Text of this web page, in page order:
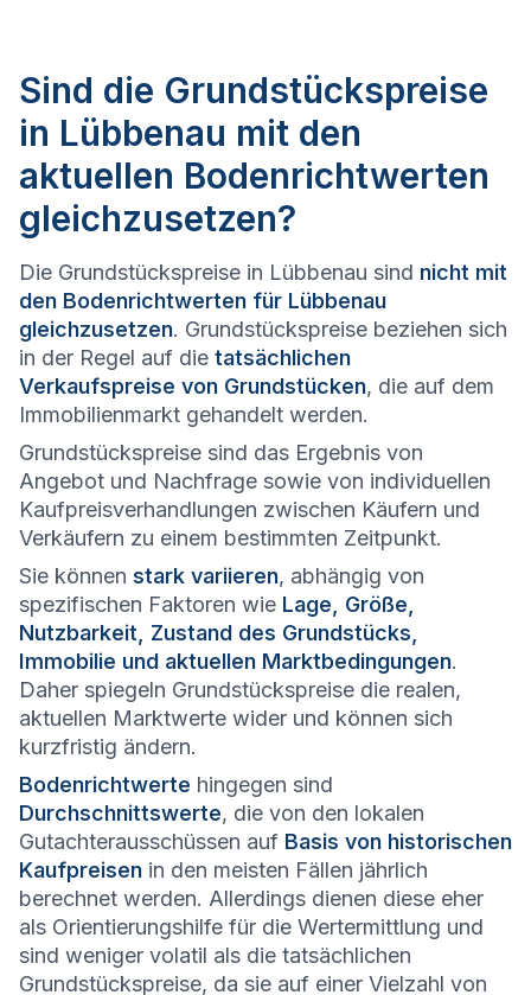
Sind die Grundstückspreise
in Lübbenau mit den
aktuellen Bodenrichtwerten
gleichzusetzen?
Die Grundstückspreise in Lübbenau sind nicht mit
den Bodenrichtwerten für Lübbenau
gleichzusetzen. Grundstückspreise beziehen sich
in der Regel auf die tatsächlichen
Verkaufspreise von Grundstücken, die auf dem
Immobilienmarkt gehandelt werden.
Grundstückspreise sind das Ergebnis von
Angebot und Nachfrage sowie von individuellen
Kaufpreisverhandlungen zwischen Käufern und
Verkäufern zu einem bestimmten Zeitpunkt.
Sie können stark variieren, abhängig von
spezifischen Faktoren wie Lage, Größe,
Nutzbarkeit, Zustand des Grundstücks,
Immobilie und aktuellen Marktbedingungen.
Daher spiegeln Grundstückspreise die realen,
aktuellen Marktwerte wider und können sich
kurzfristig ändern.
Bodenrichtwerte hingegen sind
Durchschnittswerte, die von den lokalen
Gutachterausschüssen auf Basis von historischen
Kaufpreisen in den meisten Fällen jährlich
berechnet werden. Allerdings dienen diese eher
als Orientierungshilfe für die Wertermittlung und
sind weniger volatil als die tatsächlichen
Grundstückspreise, da sie auf einer Vielzahl von